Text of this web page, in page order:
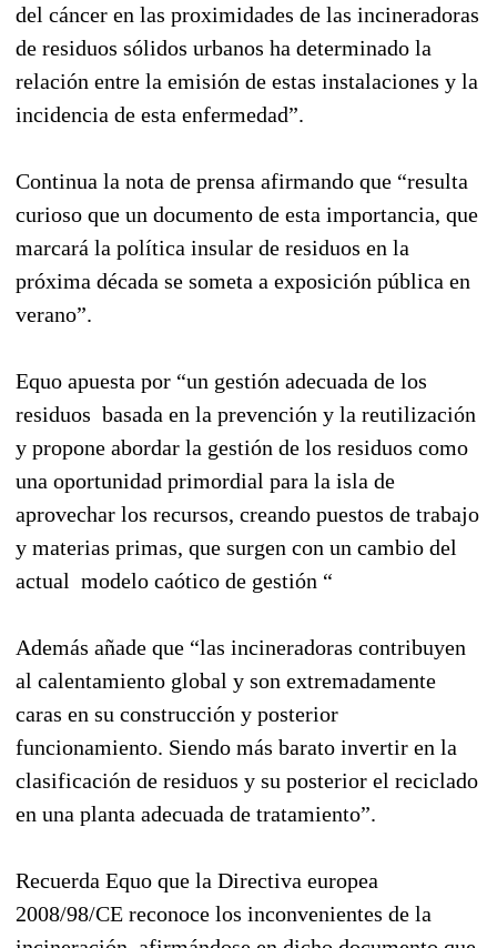
del cáncer en las proximidades de las incineradoras
de residuos sólidos urbanos ha determinado la
relación entre la emisión de estas instalaciones y la
incidencia de esta enfermedad”.
Continua la nota de prensa afirmando que “resulta
curioso que un documento de esta importancia, que
marcará la política insular de residuos en la
próxima década se someta a exposición pública en
verano”.
Equo apuesta por “un gestión adecuada de los
residuos basada en la prevención y la reutilización
y propone abordar la gestión de los residuos como
una oportunidad primordial para la isla de
aprovechar los recursos, creando puestos de trabajo
y materias primas, que surgen con un cambio del
actual modelo caótico de gestión “
Además añade que “las incineradoras contribuyen
al calentamiento global y son extremadamente
caras en su construcción y posterior
funcionamiento. Siendo más barato invertir en la
clasificación de residuos y su posterior el reciclado
en una planta adecuada de tratamiento”.
Recuerda Equo que la Directiva europea
2008/98/CE reconoce los inconvenientes de la